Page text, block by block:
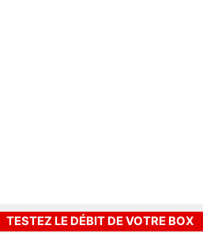
TESTEZ LE DÉBIT DE VOTRE BOX